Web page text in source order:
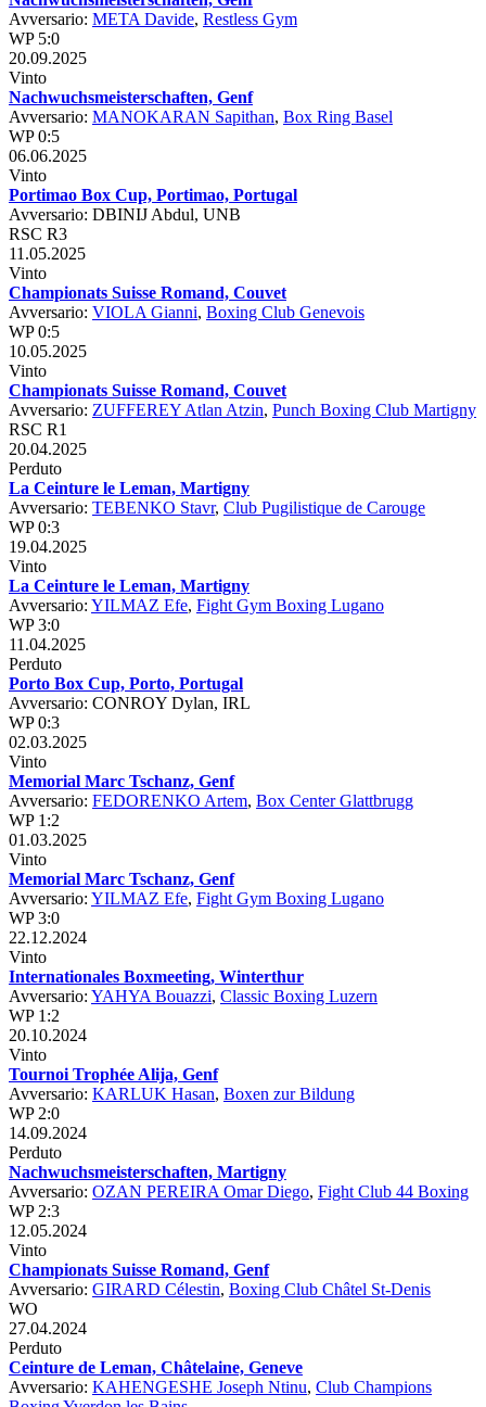
Avversario: META Davide, Restless Gym
WP 5:0
20.09.2025
Vinto
Nachwuchsmeisterschaften, Genf
Avversario: MANOKARAN Sapithan, Box Ring Basel
WP 0:5
06.06.2025
Vinto
Portimao Box Cup, Portimao, Portugal
Avversario: DBINIJ Abdul, UNB
RSC R3
11.05.2025
Vinto
Championats Suisse Romand, Couvet
Avversario: VIOLA Gianni, Boxing Club Genevois
WP 0:5
10.05.2025
Vinto
Championats Suisse Romand, Couvet
Avversario: ZUFFEREY Atlan Atzin, Punch Boxing Club Martigny
RSC R1
20.04.2025
Perduto
La Ceinture le Leman, Martigny
Avversario: TEBENKO Stavr, Club Pugilistique de Carouge
WP 0:3
19.04.2025
Vinto
La Ceinture le Leman, Martigny
Avversario: YILMAZ Efe, Fight Gym Boxing Lugano
WP 3:0
11.04.2025
Perduto
Porto Box Cup, Porto, Portugal
Avversario: CONROY Dylan, IRL
WP 0:3
02.03.2025
Vinto
Memorial Marc Tschanz, Genf
Avversario: FEDORENKO Artem, Box Center Glattbrugg
WP 1:2
01.03.2025
Vinto
Memorial Marc Tschanz, Genf
Avversario: YILMAZ Efe, Fight Gym Boxing Lugano
WP 3:0
22.12.2024
Vinto
Internationales Boxmeeting, Winterthur
Avversario: YAHYA Bouazzi, Classic Boxing Luzern
WP 1:2
20.10.2024
Vinto
Tournoi Trophée Alija, Genf
Avversario: KARLUK Hasan, Boxen zur Bildung
WP 2:0
14.09.2024
Perduto
Nachwuchsmeisterschaften, Martigny
Avversario: OZAN PEREIRA Omar Diego, Fight Club 44 Boxing
WP 2:3
12.05.2024
Vinto
Championats Suisse Romand, Genf
Avversario: GIRARD Célestin, Boxing Club Châtel St-Denis
WO
27.04.2024
Perduto
Ceinture de Leman, Châtelaine, Geneve
Avversario: KAHENGESHE Joseph Ntinu, Club Champions